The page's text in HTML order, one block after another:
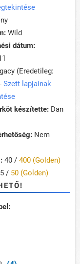
Wild
dátum:
(Eredetileg:
Szett lapjainak
készítette: Dan
Nem
40 / 400 (Golden)
5 / 50 (Golden)